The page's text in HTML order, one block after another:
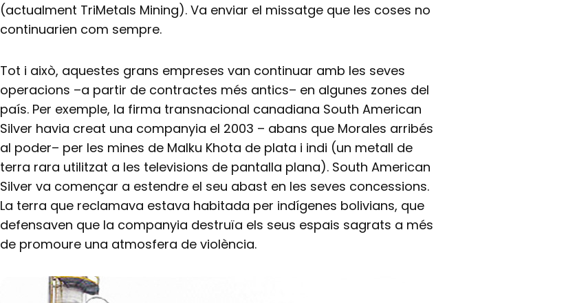
(actualment TriMetals Mining). Va enviar el missatge que les coses no
continuarien com sempre.
Tot i això, aquestes grans empreses van continuar amb les seves
operacions –a partir de contractes més antics– en algunes zones del
país. Per exemple, la firma transnacional canadiana South American
Silver havia creat una companyia el 2003 – abans que Morales arribés
al poder– per les mines de Malku Khota de plata i indi (un metall de
terra rara utilitzat a les televisions de pantalla plana). South American
Silver va començar a estendre el seu abast en les seves concessions.
La terra que reclamava estava habitada per indígenes bolivians, que
defensaven que la companyia destruïa els seus espais sagrats a més
de promoure una atmosfera de violència.